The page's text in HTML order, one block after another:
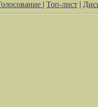
| Топ-лист |